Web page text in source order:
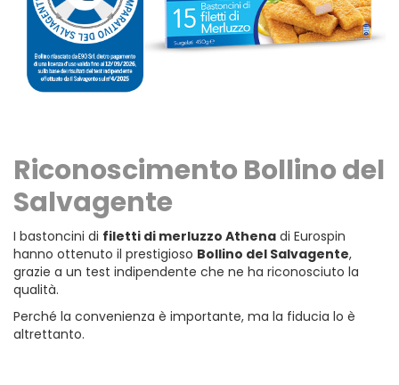
Riconoscimento Bollino del
Salvagente
I bastoncini di filetti di merluzzo Athena di Eurospin
hanno ottenuto il prestigioso Bollino del Salvagente,
grazie a un test indipendente che ne ha riconosciuto la
qualità.
Perché la convenienza è importante, ma la fiducia lo è
altrettanto.